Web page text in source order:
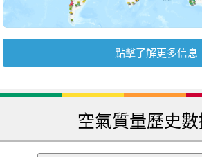
點擊了解更多信息
空氣質量歷史數